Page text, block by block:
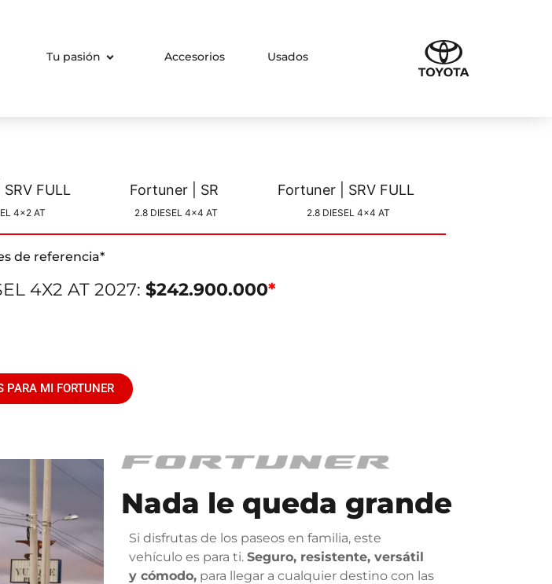
Tu pasión Accesorios Usados
Fortuner | SRV FULL
4x2 AT
Fortuner | SR
2.8 DIESEL 4x4 AT
Fortuner | SRV FULL
2.8 DIESEL 4x4 AT
de referencia*
4X2 AT 2027: $242.900.000*
PARA MI FORTUNER
Nada le queda grande
Si disfrutas de los paseos en familia, este
vehículo es para ti.Seguro, resistente, versátil
y cómodo, para llegar a cualquier destino con las